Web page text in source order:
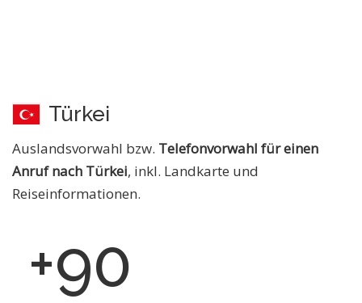
Türkei
Auslandsvorwahl bzw. Telefonvorwahl für einen
Anruf nach Türkei, inkl. Landkarte und
Reiseinformationen.
+90